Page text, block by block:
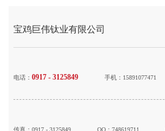
宝鸡巨伟钛业有限公司
电话： 0917 - 3125849 手机：15891077471
传真：0917 - 3125849 QQ：748619711